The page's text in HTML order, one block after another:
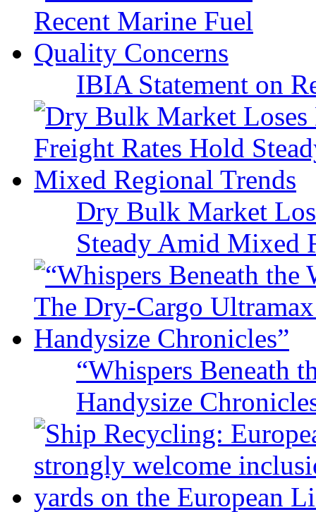
IBIA Statement on
Dry Bulk Market
Steady Amid Mixed
“Whispers Beneath
Handysize